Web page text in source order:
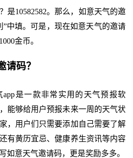
是10582582。那么，如意天气的邀
”中填。可是，现在如意天气的邀请
金币。
请码？
app是一款非常实用的天气预报软
能够给用户预报未来一周的天气状
，用户们只需要添加自己需要了解
有黄历宜忌、健康养生资讯等内容
如意天气邀请码，更是奖励多多。